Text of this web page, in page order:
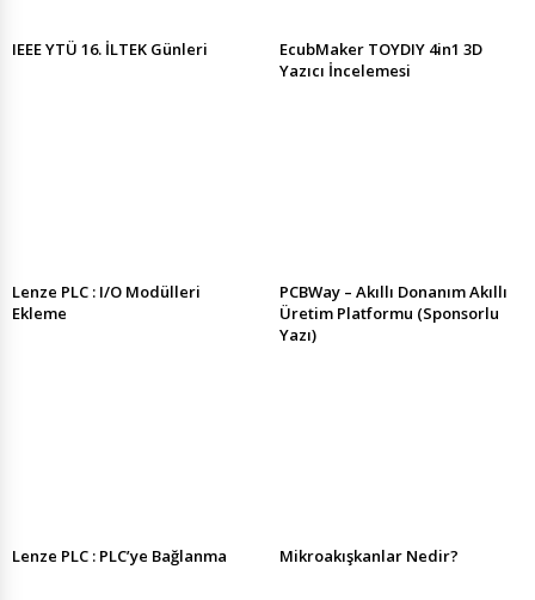
IEEE YTÜ 16. İLTEK Günleri
EcubMaker TOYDIY 4in1 3D
Yazıcı İncelemesi
Lenze PLC : I/O Modülleri
Ekleme
PCBWay – Akıllı Donanım Akıllı
Üretim Platformu (Sponsorlu
Yazı)
Lenze PLC : PLC’ye Bağlanma Mikroakışkanlar Nedir?